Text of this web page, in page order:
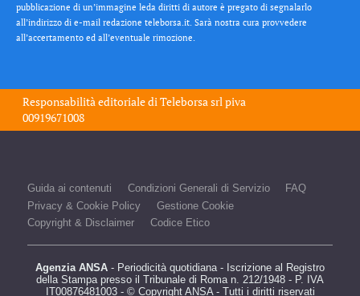
pubblicazione di un’immagine leda diritti di autore è pregato di segnalarlo
all’indirizzo di e-mail redazione teleborsa.it. Sarà nostra cura provvedere
all’accertamento ed all’eventuale rimozione.
Responsabilità editoriale diTeleborsa srlpiva
00919671008
Guida ai contenuti Condizioni Generali di Servizio
FAQ
Privacy & Cookie Policy
Gestione Cookie
Copyright & Disclaimer
Codice Etico
Agenzia ANSA - Periodicità quotidiana - Iscrizione al Registro
della Stampa presso il Tribunale di Roma n. 212/1948 - P. IVA
IT00876481003 - © Copyright ANSA - Tutti i diritti riservati